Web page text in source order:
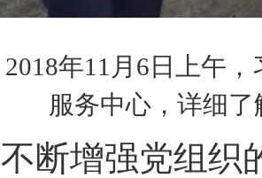
2018年11月6日上午
服务中心，详细
不断增强党组织